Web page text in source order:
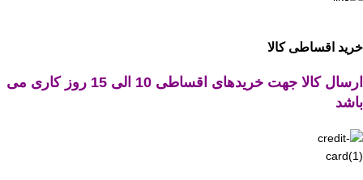
خرید اقساطی کالا
ارسال کالا جهت خریدهای اقساطی 10 الی 15 روز کاری می
باشد